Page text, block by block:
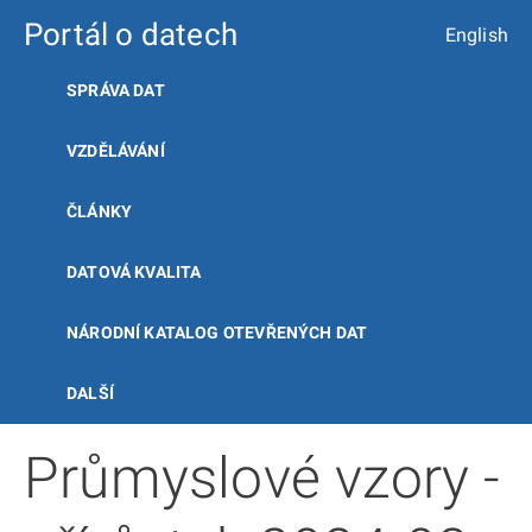
Portál o datech English
SPRÁVA DAT
VZDĚLÁVÁNÍ
ČLÁNKY
DATOVÁ KVALITA
NÁRODNÍ KATALOG OTEVŘENÝCH DAT
DALŠÍ
Průmyslové vzory -